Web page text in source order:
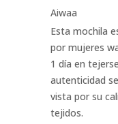
Aiwaa
Esta mochila
por mujeres
1 día en
autenticidad
vista por su
tejidos.